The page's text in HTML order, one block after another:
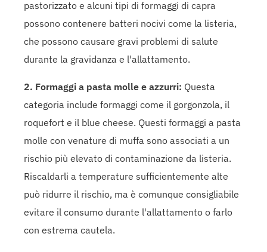
pastorizzato e alcuni tipi di formaggi di capra
possono contenere batteri nocivi come la listeria,
che possono causare gravi problemi di salute
durante la gravidanza e l'allattamento.
2. Formaggi a pasta molle e azzurri: Questa
categoria include formaggi come il gorgonzola, il
roquefort e il blue cheese. Questi formaggi a pasta
molle con venature di muffa sono associati a un
rischio più elevato di contaminazione da listeria.
Riscaldarli a temperature sufficientemente alte
può ridurre il rischio, ma è comunque consigliabile
evitare il consumo durante l'allattamento o farlo
con estrema cautela.